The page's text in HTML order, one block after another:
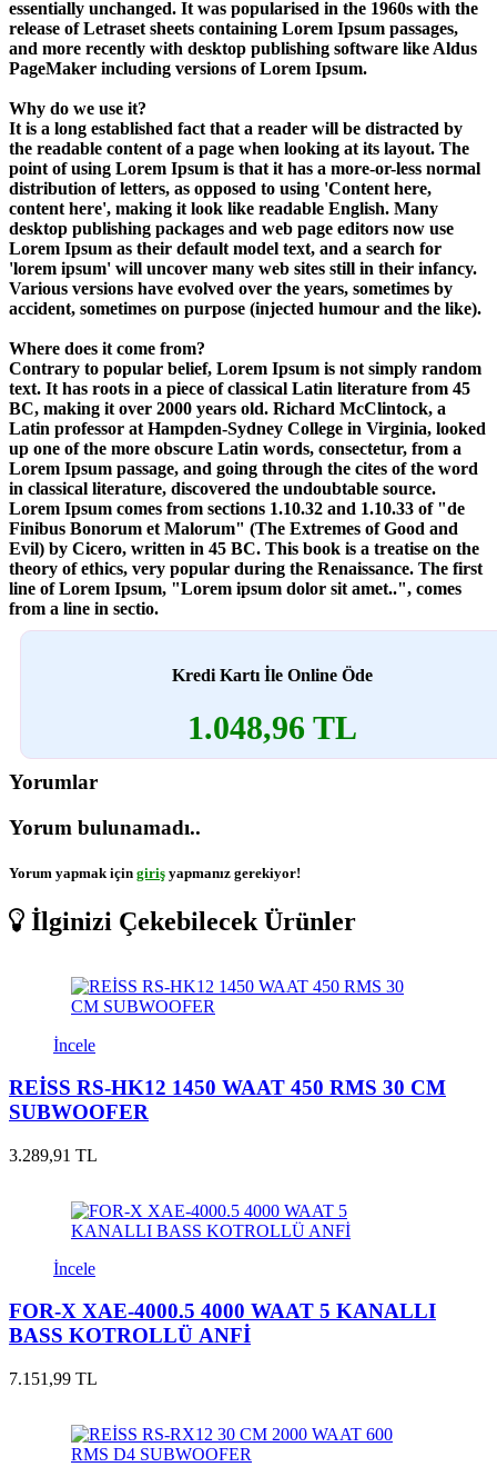
essentially unchanged. It was popularised in the 1960s with the
release of Letraset sheets containing Lorem Ipsum passages,
and more recently with desktop publishing software like Aldus
PageMaker including versions of Lorem Ipsum.
Why do we use it?
It is a long established fact that a reader will be distracted by
the readable content of a page when looking at its layout. The
point of using Lorem Ipsum is that it has a more-or-less normal
distribution of letters, as opposed to using 'Content here,
content here', making it look like readable English. Many
desktop publishing packages and web page editors now use
Lorem Ipsum as their default model text, and a search for
'lorem ipsum' will uncover many web sites still in their infancy.
Various versions have evolved over the years, sometimes by
accident, sometimes on purpose (injected humour and the like).
Where does it come from?
Contrary to popular belief, Lorem Ipsum is not simply random
text. It has roots in a piece of classical Latin literature from 45
BC, making it over 2000 years old. Richard McClintock, a
Latin professor at Hampden-Sydney College in Virginia, looked
up one of the more obscure Latin words, consectetur, from a
Lorem Ipsum passage, and going through the cites of the word
in classical literature, discovered the undoubtable source.
Lorem Ipsum comes from sections 1.10.32 and 1.10.33 of "de
Finibus Bonorum et Malorum" (The Extremes of Good and
Evil) by Cicero, written in 45 BC. This book is a treatise on the
theory of ethics, very popular during the Renaissance. The first
line of Lorem Ipsum, "Lorem ipsum dolor sit amet..", comes
from a line in sectio.
Kredi Kartı İle Online Öde
1.048,96 TL
Yorumlar
Yorum bulunamadı..
Yorum yapmak için giriş yapmanız gerekiyor!
İlginizi Çekebilecek Ürünler
İncele
REİSS RS-HK12 1450 WAAT 450 RMS 30 CM
SUBWOOFER
3.289,91 TL
İncele
FOR-X XAE-4000.5 4000 WAAT 5 KANALLI
BASS KOTROLLÜ ANFİ
7.151,99 TL